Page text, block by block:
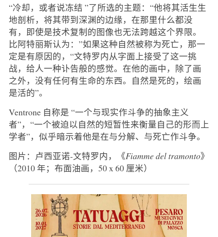
“冷却，或者说冻结 ”了所选的主题：“他将其活生生
地剖析，将其带到深渊的边缘，在那里什么都没
有，即使是技术复制的图像也无法跨越这个界限。
比阿特丽斯认为：”如果这种自然被称为死亡，那一
定是有原因的，“文特罗内从字面上接受了这一挑
战，给人一种讣告般的感觉。在他的画中，除了画
之外，没有任何有生命的东西。自然是死的，绘画
是活的”。
Ventrone 自称是 “一个与现实作斗争的抽象主义
者”，“一个被迫以自然的短暂性来衡量自己的形而上
学者”，似乎暗示着他是在与分解、与死亡作斗争。
图片：卢西亚诺-文特罗内，《Fiamme del tramonto》
（2010 年；布面油画，50 x 60 厘米）